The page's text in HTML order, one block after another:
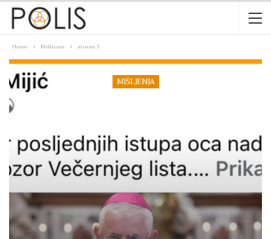
Home Mišljenja strana 3
MIŠLJENJA